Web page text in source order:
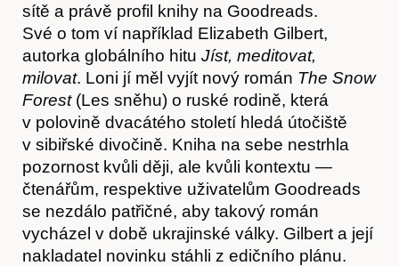
Obchod
sítě a právě profil knihy na Goodreads.
Své o tom ví například Elizabeth Gilbert,
autorka globálního hitu Jíst, meditovat,
milovat. Loni jí měl vyjít nový román The Snow
Forest(Les sněhu) o ruské rodině, která
v polovině dvacátého století hledá útočiště
v sibiřské divočině. Kniha na sebe nestrhla
pozornost kvůli ději, ale kvůli kontextu —
čtenářům, respektive uživatelům Goodreads
se nezdálo patřičné, aby takový román
vycházel v době ukrajinské války. Gilbert a její
nakladatel novinku stáhli z edičního plánu.